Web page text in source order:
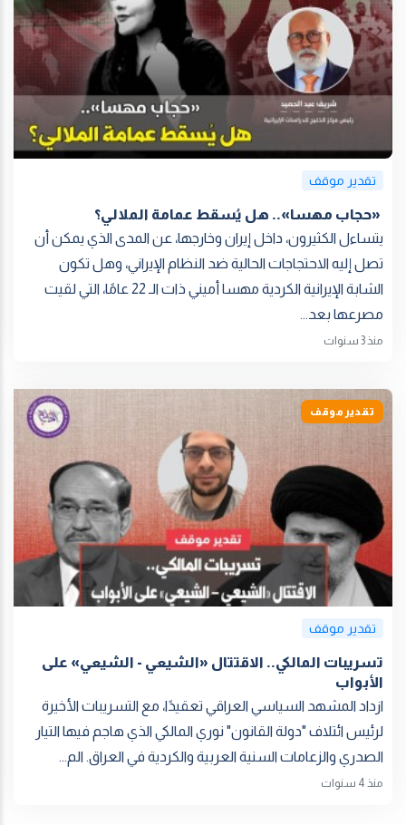
تقدير موقف
‏ «حجاب مهسا».. هل يُسقط عمامة الملالي؟
يتساءل الكثيرون، داخل إيران وخارجها، عن المدى الذي يمكن أن
تصل إليه الاحتجاجات الحالية ضد النظام الإيراني، وهل تكون
الشابة الإيرانية الكردية مهسا أميني ذات الـ 22 عامًا، التي لقيت
مصرعها بعد...
منذ 3 سنوات
تقدير موقف
تقدير موقف
تسريبات المالكي.. الاقتتال «الشيعي - الشيعي» على
الأبواب
ازداد المشهد السياسي العراقي تعقيدًا، مع التسريبات الأخيرة
لرئيس ائتلاف "دولة القانون" نوري المالكي الذي هاجم فيها التيار
الصدري والزعامات السنية العربية والكردية في العراق. الم...
منذ 4 سنوات